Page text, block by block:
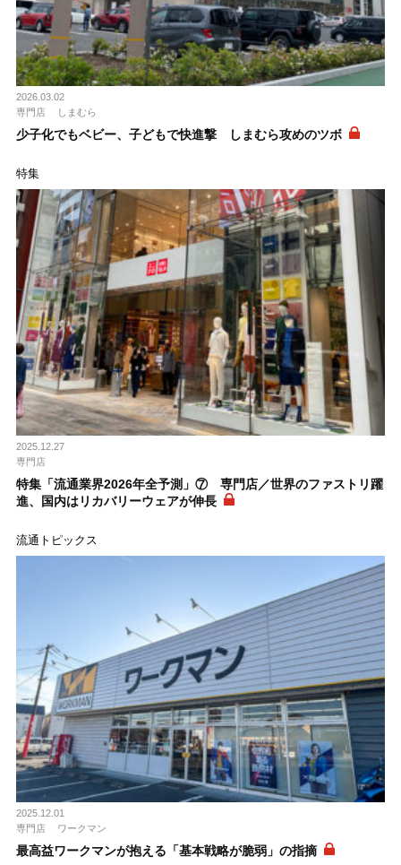
2026.03.02
専門店
しまむら
少子化でもベビー、子どもで快進撃 しまむら攻めのツボ
特集
2025.12.27
専門店
特集「流通業界2026年全予測」⑦ 専門店／世界のファストリ躍
進、国内はリカバリーウェアが伸長
流通トピックス
2025.12.01
専門店
ワークマン
最高益ワークマンが抱える「基本戦略が脆弱」の指摘